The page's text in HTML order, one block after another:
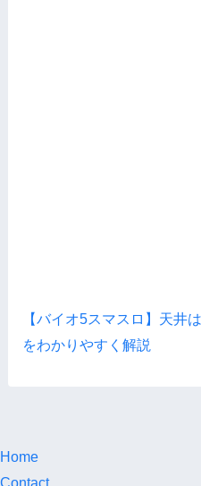
【バイオ5スマスロ】天井
をわかりやすく解説
Home